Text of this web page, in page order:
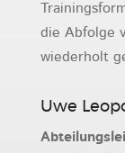
die Abfolge
wiederholt
Uwe